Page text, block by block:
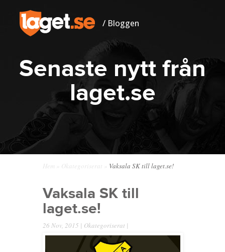
/ Bloggen
Senaste nytt från
laget.se
Hem Okategoriserat Vaksala SK till laget.se!
Vaksala SK till
laget.se!
26 Nov, 2015 | Okategoriserat |